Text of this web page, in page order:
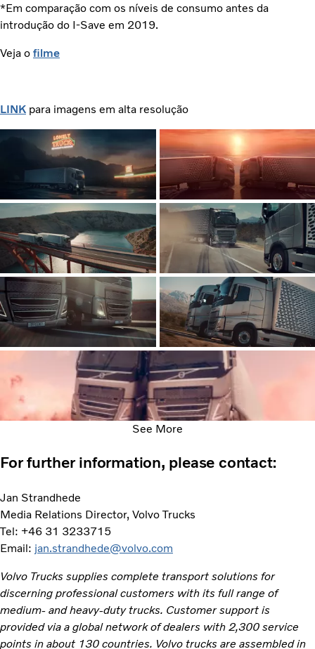
*Em comparação com os níveis de consumo antes da
introdução do I-Save em 2019.
Veja o filme
LINK para imagens em alta resolução
See More
For further information, please contact:
Jan Strandhede
Media Relations Director, Volvo Trucks
Tel: +46 31 3233715
Email: jan.strandhede@volvo.com
Volvo Trucks supplies complete transport solutions for
discerning professional customers with its full range of
medium- and heavy-duty trucks. Customer support is
provided via a global network of dealers with 2,300 service
points in about 130 countries. Volvo trucks are assembled in